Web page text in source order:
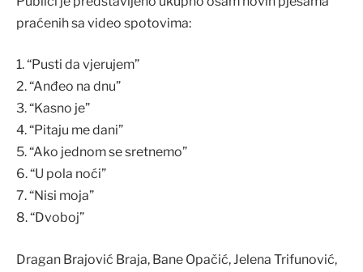
praćenih sa video spotovima:
1. “Pusti da vjerujem”
2. “Anđeo na dnu”
3. “Kasno je”
4. “Pitaju me dani”
5. “Ako jednom se sretnemo”
6. “U pola noći”
7. “Nisi moja”
8. “Dvoboj”
Dragan Brajović Braja, Bane Opačić, Jelena Trifunović,